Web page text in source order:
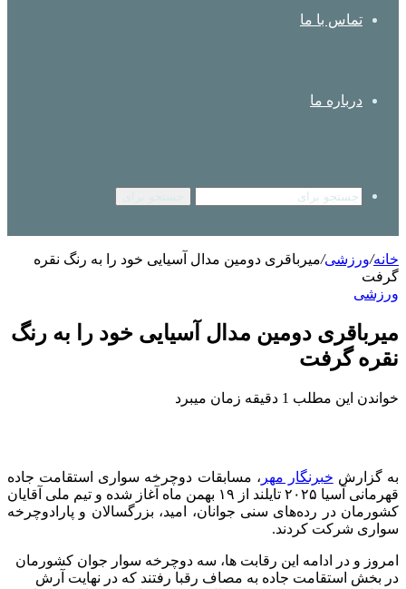
تماس با ما
درباره ما
خانه/ورزشی/میرباقری دومین مدال آسیایی خود را به رنگ نقره
گرفت
ورزشی
میرباقری دومین مدال آسیایی خود را به رنگ
نقره گرفت
خواندن این مطلب 1 دقیقه زمان میبرد
به گزارش خبرنگار مهر ، مسابقات دوچرخه سواری استقامت جاده
قهرمانی آسیا ۲۰۲۵ تایلند از ۱۹ بهمن ماه آغاز شده و تیم ملی آقایان
کشورمان در رده‌های سنی جوانان، امید، بزرگسالان و پارادوچرخه
سواری شرکت کردند.
امروز و در ادامه این رقابت ها، سه دوچرخه سوار جوان کشورمان
در بخش استقامت جاده به مصاف رقبا رفتند که در نهایت آرش